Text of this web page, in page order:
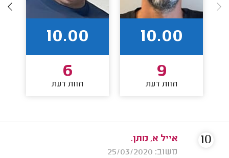
10.00
9
חוות דעת
10.00
6
חוות דעת
אייל א, מתן.
משוב: 25/03/2020
10